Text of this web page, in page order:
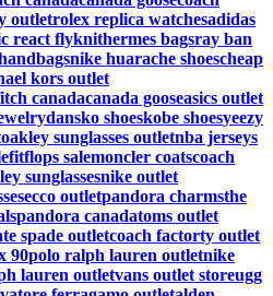
outletrolex replica watchesadidas
react flyknithermes bagsray ban
nike huarache shoescheap
kors outlet
canadacanada gooseasics outlet
dansko shoeskobe shoesyeezy
oakley sunglasses outletnba jerseys
fitflops salemoncler coatscoach
sunglassesnike outlet
ecco outletpandora charmsthe
pandora canadatoms outlet
spade outletcoach factorty outlet
90polo ralph lauren outletnike
lauren outletvans outlet storeugg